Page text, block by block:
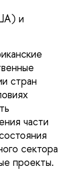
и
стран
части
сектора
проекты.